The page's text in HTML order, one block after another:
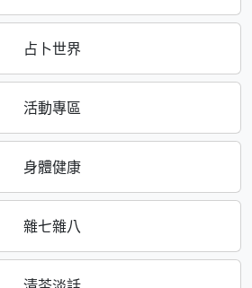
占卜世界
活動專區
身體健康
雜七雜八